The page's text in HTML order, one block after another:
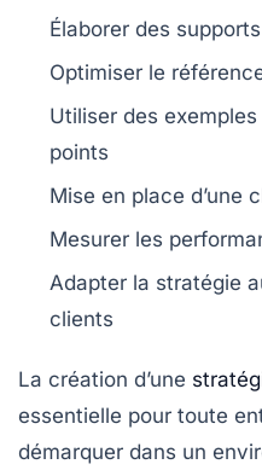
Élaborer des
Optimiser le
Utiliser des exemples
points
Mise en place d’une
Mesurer les
Adapter la stratégie
clients
La création d’une
essentielle pour toute
démarquer dans un